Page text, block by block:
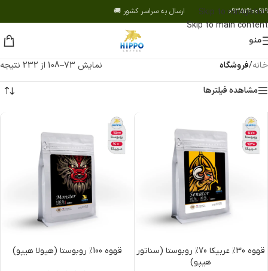
Skip to navigation
Skip to main content
09352200919 ارسال به سراسر کشور 🚚
منو
خانه/فروشگاه
نمایش 73–108 از 232 نتیجه
مشاهده فیلترها
قهوه 30% عربیکا 70% روبوستا (سناتور
هیپو)
قهوه 100% روبوستا (هیولا هیپو)